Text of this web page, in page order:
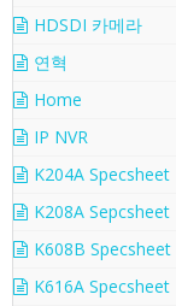
HDSDI 카메라
연혁
Home
IP NVR
K204A Specsheet
K208A Sepcsheet
K608B Specsheet
K616A Specsheet